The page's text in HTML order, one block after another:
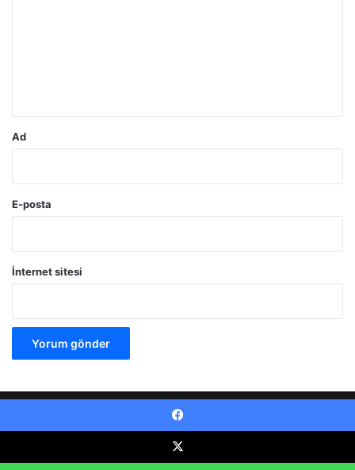
Ad
E-posta
İnternet sitesi
© Telif Hakkı 2026, Tüm Hakları Saklıdır |
RSS Facebook
X PinterestYouTubeTumblr
Facebook
X